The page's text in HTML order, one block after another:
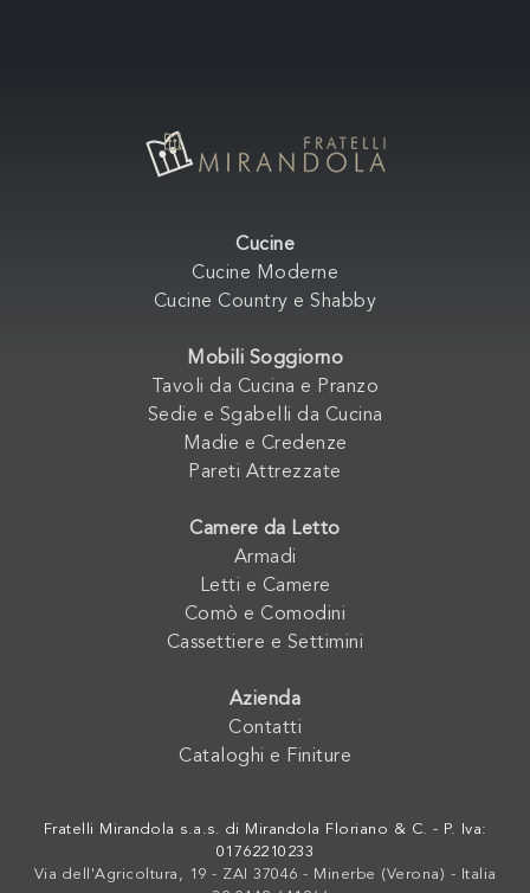
Cucine
Cucine Moderne
Cucine Country e Shabby
Mobili Soggiorno
Tavoli da Cucina e Pranzo
Sedie e Sgabelli da Cucina
Madie e Credenze
Pareti Attrezzate
Camere da Letto
Armadi
Letti e Camere
Comò e Comodini
Cassettiere e Settimini
Azienda
Contatti
Cataloghi e Finiture
Fratelli Mirandola s.a.s. di Mirandola Floriano & C. - P. Iva:
01762210233
Via dell'Agricoltura, 19 - ZAI 37046 - Minerbe (Verona) - Italia